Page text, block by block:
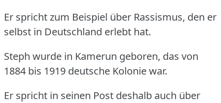
Er spricht zum Beispiel über Rassismus, den er
selbst in Deutschland erlebt hat.
Steph wurde in Kamerun geboren, das von
1884 bis 1919 deutsche Kolonie war.
Er spricht in seinen Post deshalb auch über